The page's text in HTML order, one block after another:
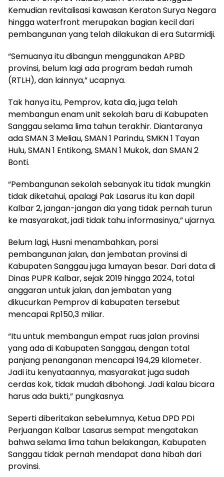
Kemudian revitalisasi kawasan Keraton Surya Negara
hingga waterfront merupakan bagian kecil dari
pembangunan yang telah dilakukan di era Sutarmidji.
“Semuanya itu dibangun menggunakan APBD
provinsi, belum lagi ada program bedah rumah
(RTLH), dan lainnya,” ucapnya.
Tak hanya itu, Pemprov, kata dia, juga telah
membangun enam unit sekolah baru di Kabupaten
Sanggau selama lima tahun terakhir. Diantaranya
ada SMAN 3 Meliau, SMAN 1 Parindu, SMKN 1 Tayan
Hulu, SMAN 1 Entikong, SMAN 1 Mukok, dan SMAN 2
Bonti.
“Pembangunan sekolah sebanyak itu tidak mungkin
tidak diketahui, apalagi Pak Lasarus itu kan dapil
Kalbar 2, jangan-jangan dia yang tidak pernah turun
ke masyarakat, jadi tidak tahu informasinya,” ujarnya.
Belum lagi, Husni menambahkan, porsi
pembangunan jalan, dan jembatan provinsi di
Kabupaten Sanggau juga lumayan besar. Dari data di
Dinas PUPR Kalbar, sejak 2019 hingga 2024, total
anggaran untuk jalan, dan jembatan yang
dikucurkan Pemprov di kabupaten tersebut
mencapai Rp150,3 miliar.
“Itu untuk membangun empat ruas jalan provinsi
yang ada di Kabupaten Sanggau, dengan total
panjang penanganan mencapai 194,29 kilometer.
Jadi itu kenyataannya, masyarakat juga sudah
cerdas kok, tidak mudah dibohongi. Jadi kalau bicara
harus ada bukti,” pungkasnya.
Seperti diberitakan sebelumnya, Ketua DPD PDI
Perjuangan Kalbar Lasarus sempat mengatakan
bahwa selama lima tahun belakangan, Kabupaten
Sanggau tidak pernah mendapat dana hibah dari
provinsi.